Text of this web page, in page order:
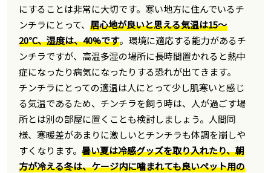
にすることは非常に大切です。寒い地方に住んでいるチ
ンチラにとって、居心地が良いと思える気温は15〜
20℃、湿度は、40%です。環境に適応する能力があるチ
ンチラですが、高温多湿の場所に長時間置かれると熱中
症になったり病気になったりする恐れが出てきます。
チンチラにとっての適温は人にとって少し肌寒いと感じ
る気温であるため、チンチラを飼う時は、人が過ごす場
所とは別の部屋に置くことも検討しましょう。人間同
様、寒暖差があまりに激しいとチンチラも体調を崩しや
すくなります。暑い夏は冷感グッズを取り入れたり、朝
方が冷える冬は、ケージ内に噛まれても良いペット用の